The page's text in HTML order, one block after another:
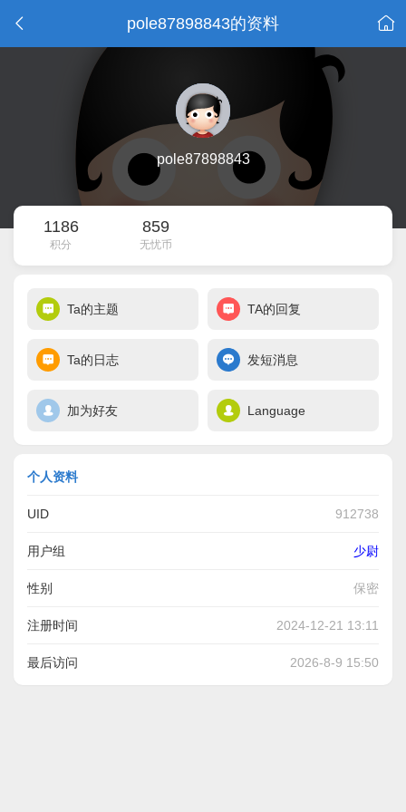
pole87898843的资料
pole87898843
1186
积分
859
无忧币
Ta的主题 TA的回复
Ta的日志 发短消息
加为好友 Language
个人资料
UID 912738
用户组 少尉
性别 保密
注册时间 2024-12-21 13:11
最后访问 2026-8-9 15:50